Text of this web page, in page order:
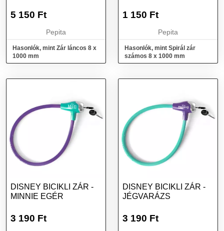
5 150 Ft
Pepita
Hasonlók, mint Zár láncos 8 x
1000 mm
1 150 Ft
Pepita
Hasonlók, mint Spirál zár
számos 8 x 1000 mm
DISNEY BICIKLI ZÁR -
MINNIE EGÉR
3 190 Ft
DISNEY BICIKLI ZÁR -
JÉGVARÁZS
3 190 Ft